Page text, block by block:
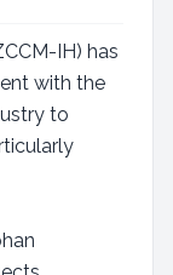
IH) has
with the
to